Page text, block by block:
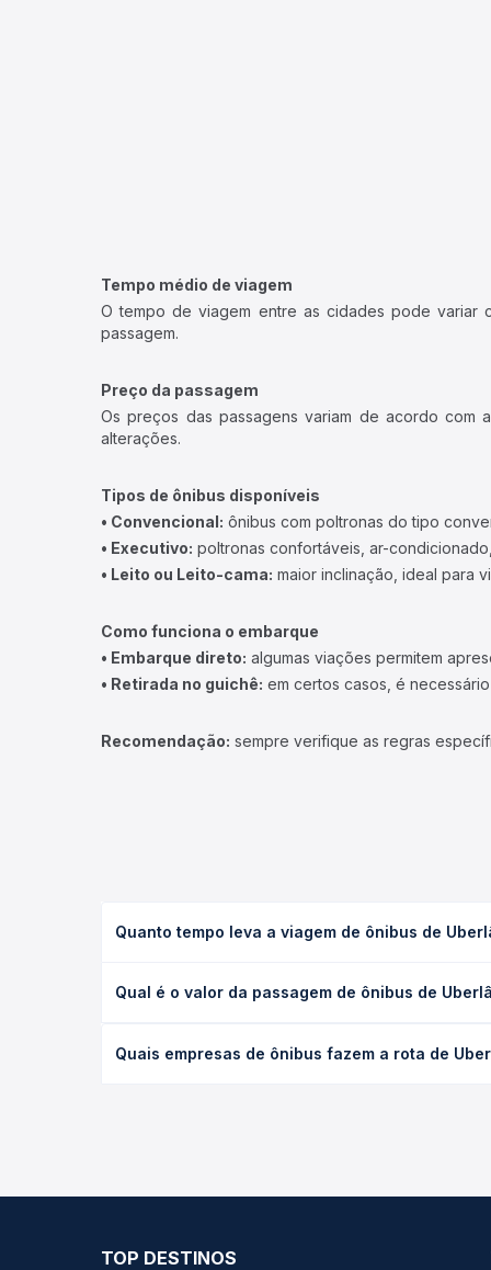
Tempo médio de viagem
O tempo de viagem entre as cidades pode variar
passagem.
Preço da passagem
Os preços das passagens variam de acordo com
alterações.
Tipos de ônibus disponíveis
• Convencional: ônibus com poltronas do tipo
• Executivo: poltronas confortáveis, ar-
• Leito ou Leito-cama: maior inclinação, ideal para
Como funciona o embarque
• Embarque direto: algumas viações permitem
• Retirada no guichê: em certos casos, é
Recomendação: sempre verifique as regras
Quanto tempo leva a viagem de ônibus de
executivo ou leito) e as condições de tráfego. Na
Qual é o valor da passagem de ônibus de
poltrona e a antecedência da compra. Na Quero
Quais empresas de ônibus fazem a rota de
TOP DESTINOS